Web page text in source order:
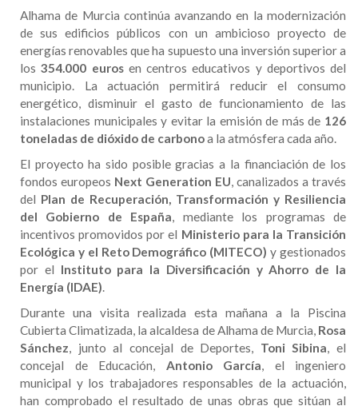
Alhama de Murcia continúa avanzando en la modernización
de sus edificios públicos con un ambicioso proyecto de
energías renovables que ha supuesto una inversión superior a
los354.000 eurosen centros educativos y deportivos del
municipio. La actuación permitirá reducir el consumo
energético, disminuir el gasto de funcionamiento de las
instalaciones municipales y evitar la emisión de más de 126
toneladas de dióxido de carbonoa la atmósfera cada año.
El proyecto ha sido posible gracias a la financiación de los
fondos europeos Next Generation EU, canalizados a través
del Plan de Recuperación, Transformación y Resiliencia
del Gobierno de España, mediante los programas de
incentivos promovidos por el Ministerio para la Transición
Ecológica y el Reto Demográfico (MITECO) y gestionados
por el Instituto para la Diversificación y Ahorro de la
Energía (IDAE).
Durante una visita realizada esta mañana a la Piscina
Cubierta Climatizada, la alcaldesa de Alhama de Murcia, Rosa
Sánchez, junto al concejal de Deportes, Toni Sibina, el
concejal de Educación, Antonio García, el ingeniero
municipal y los trabajadores responsables de la actuación,
han comprobado el resultado de unas obras que sitúan al